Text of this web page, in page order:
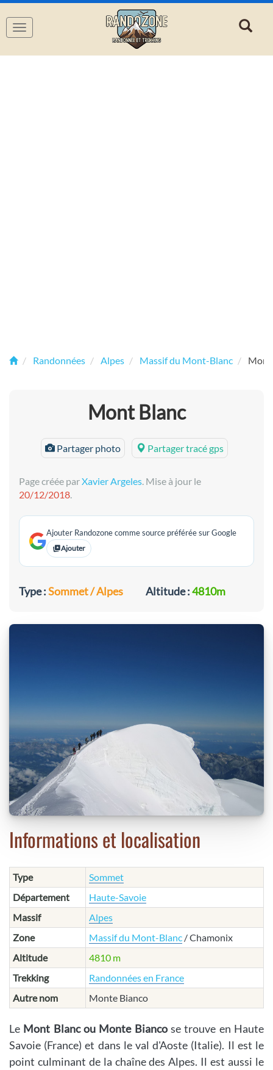
Navigation
Randonnées Alpes Massif du Mont-Blanc Mont
Mont Blanc
Partager photo Partager tracé gps
Page créée parXavier Argeles. Mise à jour le
20/12/2018.
Ajouter Randozone comme source préférée sur Google
Ajouter
Type :Sommet / Alpes Altitude :4810m
Informations et localisation
Type
Sommet
Département
Haute-Savoie
Massif
Alpes
Zone
Massif du Mont-Blanc / Chamonix
Altitude
4810 m
Trekking
Randonnées en France
Autre nom
Monte Bianco
Le Mont Blanc ou Monte Biancose trouve en Haute
Savoie (France) et dans le val d'Aoste (Italie). Il est le
point culminant de la chaîne des Alpes. Il est aussi le